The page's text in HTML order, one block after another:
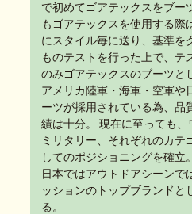
で初めてゴアテックスをブー
もゴアテックスを使用する際
にスタイル毎に送り、基準を
ものテストを行った上で、テ
のみゴアテックスのブーツと
アメリカ陸軍・海軍・空軍や
ーツが採用されている為、品
績は十分。 現在に至っても、
ミリタリー、それぞれのカテ
してのポジショニングを確立。
日本ではアウトドアシーンで
ッションのトップブランドと
る。